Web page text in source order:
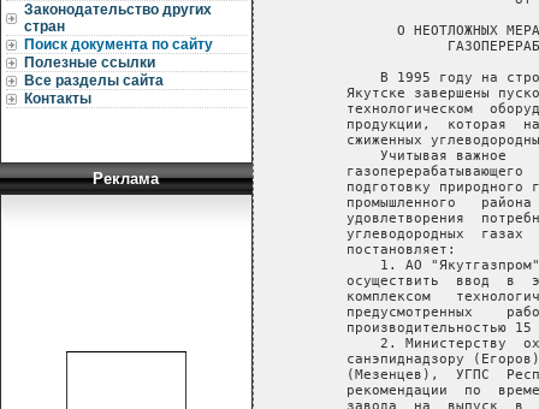
Законодательство других
стран
Поиск документа по сайту
Полезные ссылки
Все разделы сайта
Контакты
Реклама
О НЕОТЛОЖНЫХ
В 1995 году на
Якутске завершены
технологическом
продукции,  которая
сжиженных
Учитывая важное
газоперерабатывающего
подготовку природного
промышленного
удовлетворения
углеводородных  газах
   постановляет:
1. АО
осуществить  ввод  в
комплексом
предусмотренных
производительностью
2. Министерству
санэпиднадзору
(Мезенцев),  УГПС
рекомендации  по
завода  на  выпуск  в